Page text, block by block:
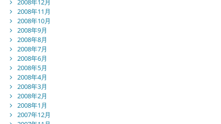
2008年11月
2008年10月
2008年9月
2008年8月
2008年7月
2008年6月
2008年5月
2008年4月
2008年3月
2008年2月
2008年1月
2007年12月